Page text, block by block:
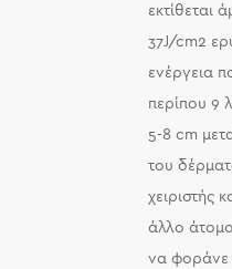
εκτίθεται
37J/cm2
ενέργεια
περίπου 9
5-8 cm
του
χειριστής
άλλο
να φοράνε